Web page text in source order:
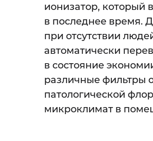
ионизатор, который
в последнее время.
при отсутствии
автоматически
в состояние
различные фильтры
патологической
микроклимат в